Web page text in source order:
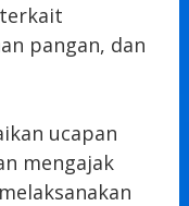
pangan, dan
ucapan
mengajak